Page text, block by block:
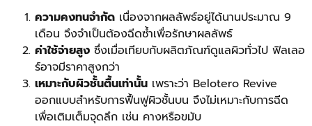
ความคงทนจำกัด เนื่องจากผลลัพธ์อยู่ได้นานประมาณ 9
เดือน จึงจำเป็นต้องฉีดซ้ำเพื่อรักษาผลลัพธ์
ค่าใช้จ่ายสูง ซึ่งเมื่อเทียบกับผลิตภัณฑ์ดูแลผิวทั่วไป ฟิลเลอ
ร์อาจมีราคาสูงกว่า
เหมาะกับผิวชั้นตื้นเท่านั้น เพราะว่า Belotero Revive
ออกแบบสำหรับการฟื้นฟูผิวชั้นบน จึงไม่เหมาะกับการฉีด
เพื่อเติมเต็มจุดลึก เช่น คางหรือขมับ